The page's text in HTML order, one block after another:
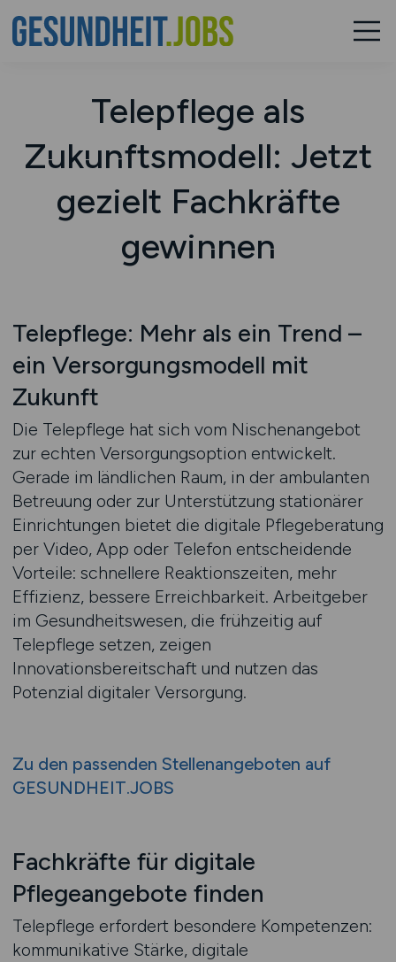
Telepflege als
Zukunftsmodell: Jetzt
gezielt Fachkräfte
gewinnen
Telepflege: Mehr als ein Trend –
ein Versorgungsmodell mit
Zukunft
Die Telepflege hat sich vom Nischenangebot
zur echten Versorgungsoption entwickelt.
Gerade im ländlichen Raum, in der ambulanten
Betreuung oder zur Unterstützung stationärer
Einrichtungen bietet die digitale Pflegeberatung
per Video, App oder Telefon entscheidende
Vorteile: schnellere Reaktionszeiten, mehr
Effizienz, bessere Erreichbarkeit. Arbeitgeber
im Gesundheitswesen, die frühzeitig auf
Telepflege setzen, zeigen
Innovationsbereitschaft und nutzen das
Potenzial digitaler Versorgung.
Zu den passenden Stellenangeboten auf
GESUNDHEIT.JOBS
Fachkräfte für digitale
Pflegeangebote finden
Telepflege erfordert besondere Kompetenzen:
kommunikative Stärke, digitale